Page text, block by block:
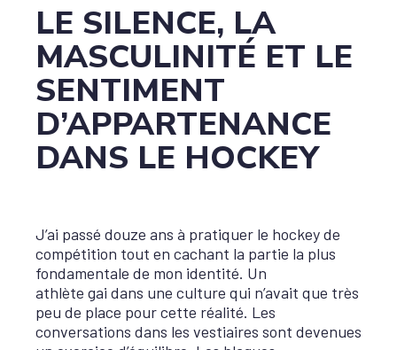
LE SILENCE, LA
MASCULINITÉ ET LE
SENTIMENT
D’APPARTENANCE
DANS LE HOCKEY
J’ai passé douze ans à pratiquer le hockey de
compétition tout en cachant la partie la plus
fondamentale de mon identité. Un
athlète gai dans une culture qui n’avait que très
peu de place pour cette réalité. Les
conversations dans les vestiaires sont devenues